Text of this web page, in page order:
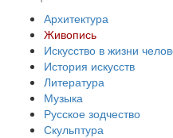
Архитектура
Живопись
Искусство в жизни
История искусств
Литература
Музыка
Русское зодчество
Скульптура